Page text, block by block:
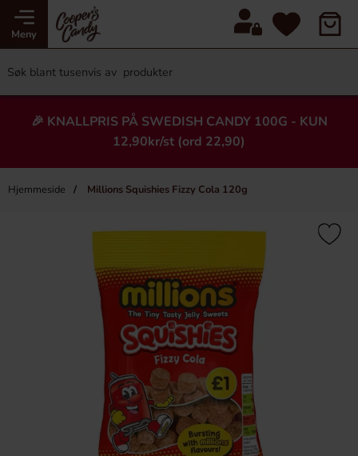
Meny
🎉 KNALLPRIS PÅ SWEDISH CANDY 100G - KUN
12,90kr/st (ord 22,90)
Hjemmeside Millions Squishies Fizzy Cola 120g
×